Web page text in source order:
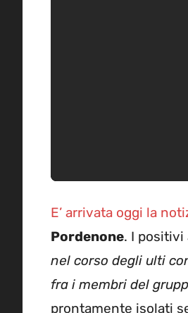
E’ arrivata oggi la
Pordenone. I positivi
nel corso degli ulti
fra i membri del
prontamente isolati